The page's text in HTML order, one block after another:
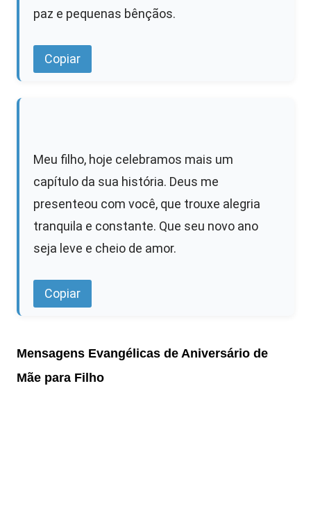
paz e pequenas bênçãos.
Copiar
Meu filho, hoje celebramos mais um
capítulo da sua história. Deus me
presenteou com você, que trouxe alegria
tranquila e constante. Que seu novo ano
seja leve e cheio de amor.
Copiar
Mensagens Evangélicas de Aniversário de
Mãe para Filho